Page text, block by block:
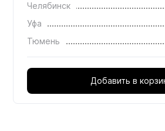
Челябинск
Уфа
Тюмень
Добавить в